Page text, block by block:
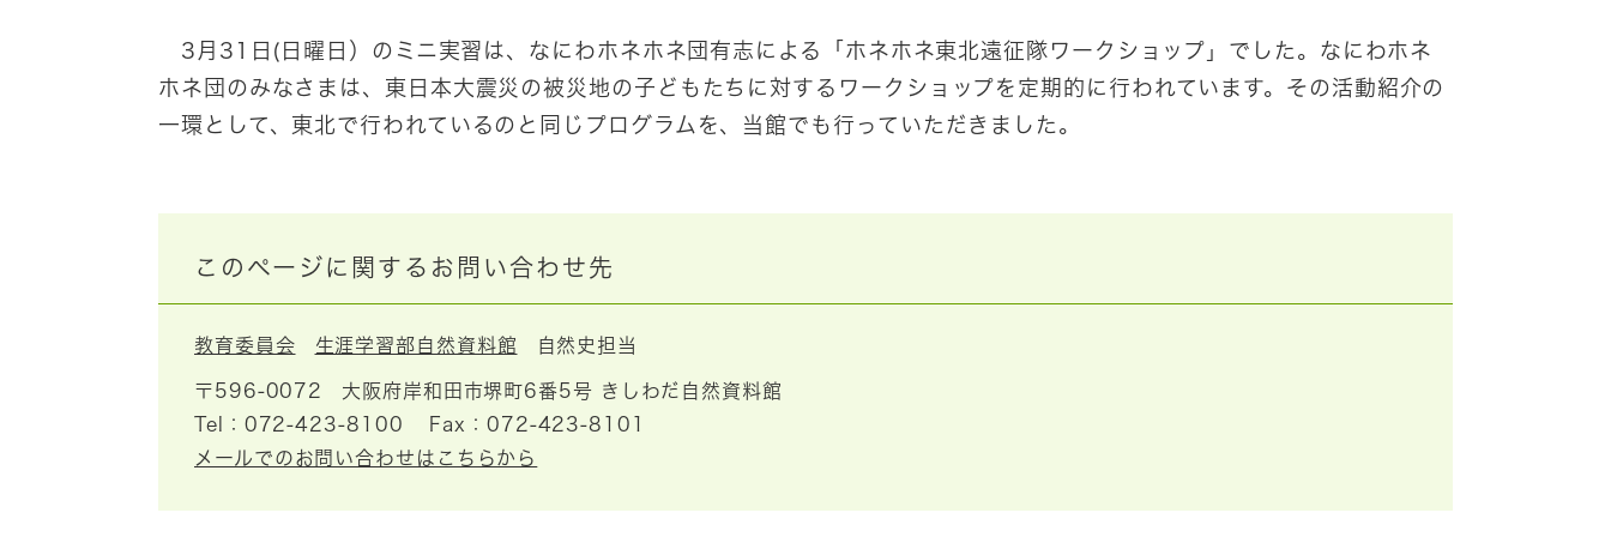
3月31日(日曜日）のミニ実習は、なにわホネホネ団有志による「ホネホネ東北遠征隊ワークショップ」でした。なにわホネ
ホネ団のみなさまは、東日本大震災の被災地の子どもたちに対するワークショップを定期的に行われています。その活動紹介の
一環として、東北で行われているのと同じプログラムを、当館でも行っていただきました。
このページに関するお問い合わせ先
教育委員会 生涯学習部自然資料館 自然史担当
〒596-0072
大阪府岸和田市堺町6番5号 きしわだ自然資料館
Tel：072-423-8100
Fax：072-423-8101
メールでのお問い合わせはこちらから